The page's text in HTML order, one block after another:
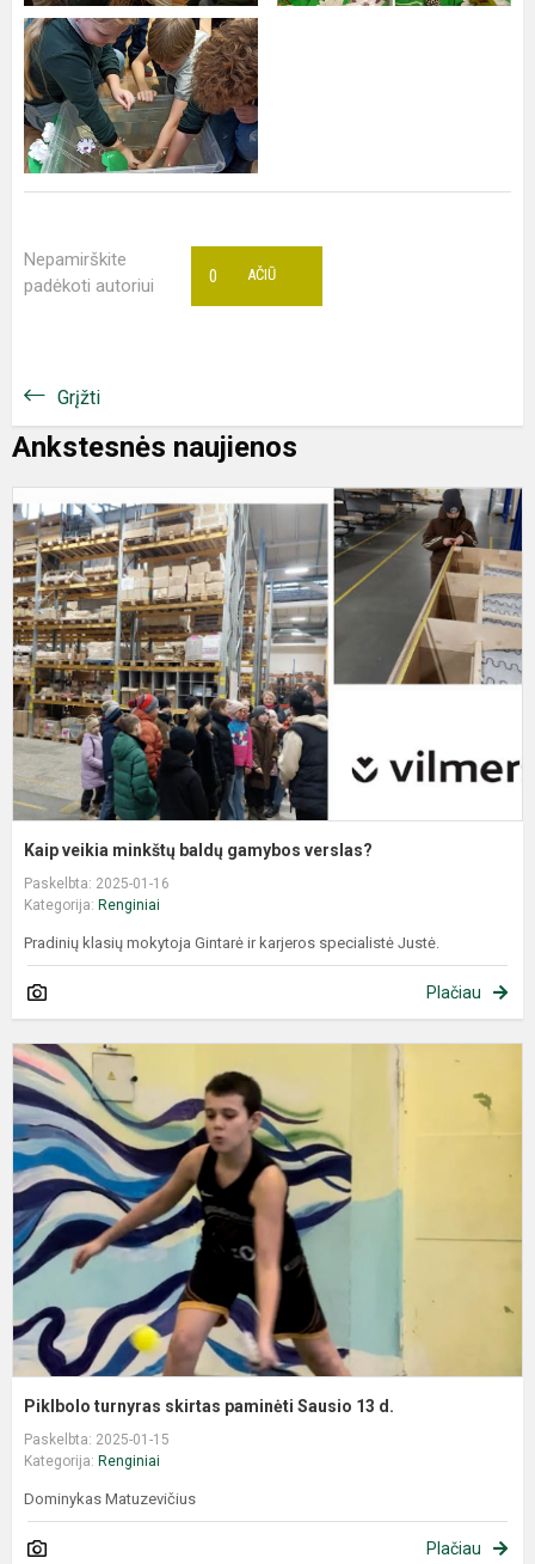
Nepamirškite
padėkoti autoriui
AČIŪ
0
Grįžti
Ankstesnės naujienos
​​​​​​​Kaip veikia minkštų baldų gamybos verslas?
Paskelbta: 2025-01-16
Kategorija: Renginiai
Pradinių klasių mokytoja Gintarė ir karjeros specialistė Justė.
Plačiau
Piklbolo turnyras skirtas paminėti Sausio 13 d.
Paskelbta: 2025-01-15
Kategorija: Renginiai
Dominykas Matuzevičius
Plačiau